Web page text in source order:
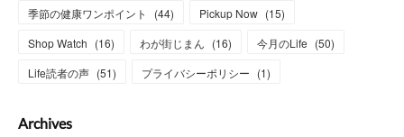
季節の健康ワンポイント
(44) Pickup Now (15)
Shop Watch (16) わが街じまん (16) 今月のLife (50)
Life読者の声 (51) プライバシーポリシー (1)
Archives